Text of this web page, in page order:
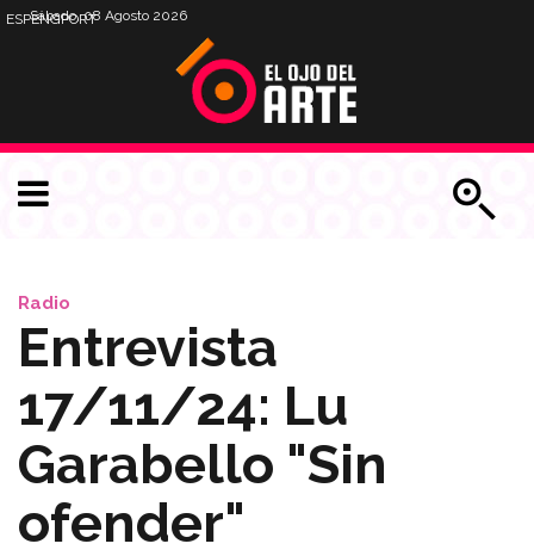
Sábado, 08 Agosto 2026
ESPENGPORT
Radio
Entrevista
17/11/24: Lu
Garabello "Sin
ofender"